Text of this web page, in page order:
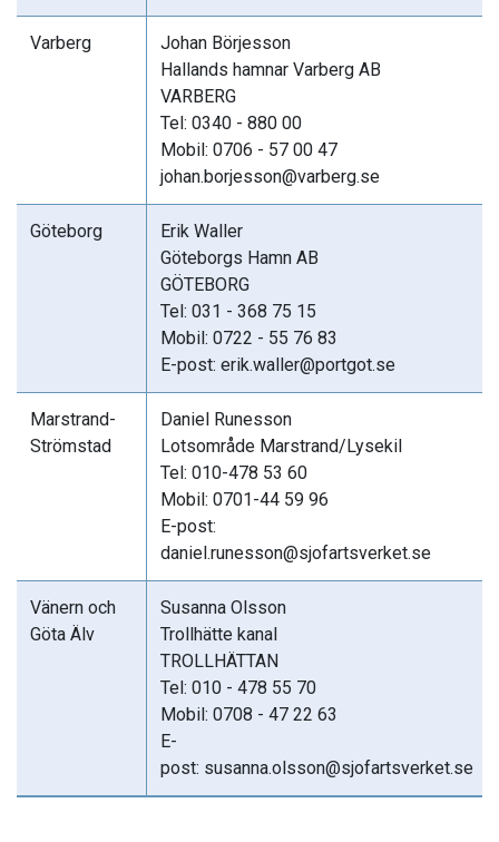
Varberg
Johan Börjesson
Hallands hamnar Varberg AB
VARBERG
Tel: 0340 - 880 00
Mobil: 0706 - 57 00 47
johan.borjesson@varberg.se
Göteborg
Erik Waller
Göteborgs Hamn AB
GÖTEBORG
Tel: 031 - 368 75 15
Mobil: 0722 - 55 76 83
E-post: erik.waller@portgot.se
Marstrand-
Strömstad
Daniel Runesson
Lotsområde Marstrand/Lysekil
Tel: 010-478 53 60
Mobil: 0701-44 59 96
E-post:
daniel.runesson@sjofartsverket.se
Vänern och
Göta Älv
Susanna Olsson
Trollhätte kanal
TROLLHÄTTAN
Tel: 010 - 478 55 70
Mobil: 0708 - 47 22 63
E-
post: susanna.olsson@sjofartsverket.se